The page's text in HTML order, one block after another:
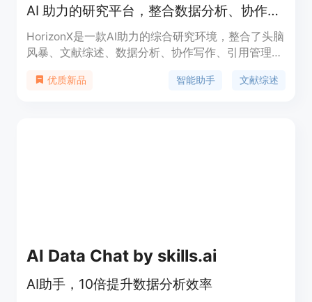
AI 助力的研究平台，整合数据分析、协作和出版功能。
HorizonX是一款AI助力的综合研究环境，整合了头脑
风暴、文献综述、数据分析、协作写作、引用管理和
头脑风暴、AI文献综述、无需编程的数据分析等，大
优质新品 智能助手 文献综述
AI Data Chat by skills.ai
AI助手，10倍提升数据分析效率